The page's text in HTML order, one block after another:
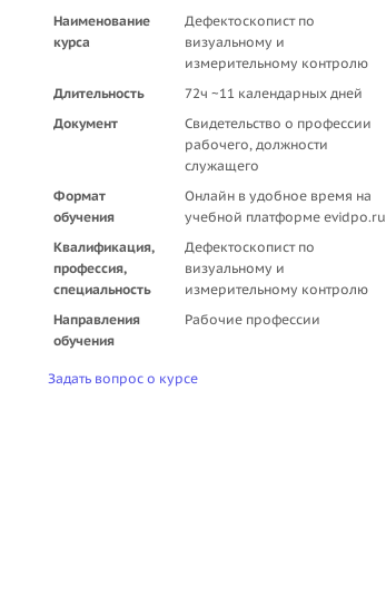
Наименование
курса
Дефектоскопист по
визуальному и
измерительному контролю
Длительность
72ч ~11 календарных дней
Документ
Свидетельство о профессии
рабочего, должности
служащего
Формат
обучения
Онлайн в удобное время на
учебной платформе evidpo.ru
Квалификация,
профессия,
специальность
Дефектоскопист по
визуальному и
измерительному контролю
Направления
обучения
Рабочие профессии
Задать вопрос о курсе